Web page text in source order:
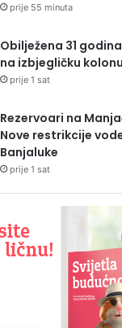
prije 55 minuta
Obilježena 31
na izbjegličku kolonu
prije 1 sat
Rezervoari na
Nove restrikcije
Banjaluke
prije 1 sat